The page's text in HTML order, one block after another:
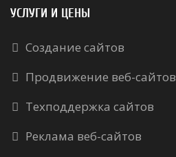
УСЛУГИ И ЦЕНЫ
Создание сайтов
Продвижение веб-сайтов
Техподдержка сайтов
Реклама веб-сайтов